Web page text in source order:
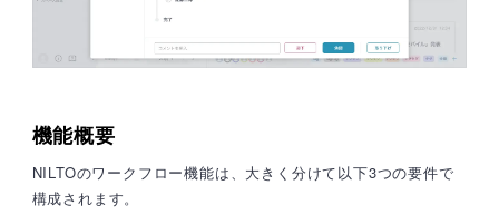
機能概要
NILTOのワークフロー機能は、大きく分けて以下3つの要件で
構成されます。